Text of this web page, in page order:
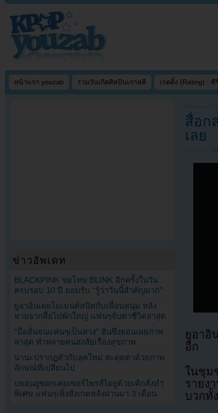
หน้าแรก youzab รวมวันเกิดศิลปินเกาหลี เรตติ้ง (Rating) : ซี
สื่อก
เลย
ยูอาอิ
อีก
ในชุม
รายง
บวกทั้
ข่าวอัพเดท
BLACKPINK ขอโทษ BLINK อีกครั้งในวัน
ครบรอบ 10 ปี ยอมรับ “รู้ว่าวันนี้สำคัญมาก”
ยูอาอินเผยโมเมนต์สนิทกับเพื่อนหนุ่ม หลัง
หายจากสื่อไปพักใหญ่ แฟนๆจับตาชีวิตล่าสุด
“มือสั่นจนแฟนๆเป็นห่วง” ฮันซึงยอนเผยภาพ
ล่าสุด ทำหลายคนสงสัยเรื่องสุขภาพ
นานะปรากฏตัวกับลุคใหม่ สะดุดตาด้วยภาพ
ลักษณ์ที่เปลี่ยนไป
บยอนอูซอกเคยเซอร์ไพรส์ไอยูด้วยเค้กสั่งทำ
พิเศษ แฟนๆเพิ่งสังเกตหลังผ่านมา 3 เดือน